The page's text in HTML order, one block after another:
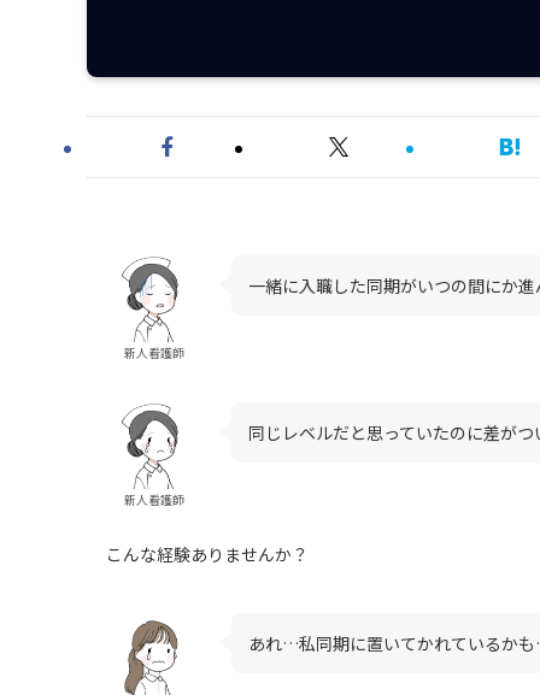
新人看護師
一緒に入職した同期がいつの間にか
新人看護師
同じレベルだと思っていたのに差が
こんな経験ありませんか？
あれ…私同期に置いてかれているか